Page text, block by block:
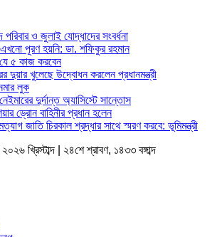
পরিবার ও জুলাই যোদ্ধাদের সংবর্ধনা
এখনো পূরণ হয়নি: ডা. শফিকুর রহমান
৫ কাজ করবেন
দুয়ার খুলেছে উদ্বোধন করলেন প্রধানমন্ত্রী
লুক
দুর্দান্ত অ্যাসিস্টে সান্তোস
ড্রোন বাহিনীর প্রধান হলেন
জাতি চিরকাল শ্রদ্ধার সাথে স্মরণ করবে: ভূমিমন্ত্রী
খ্রিস্টাব্দ | ২৪শে শ্রাবণ, ১৪৩৩ বঙ্গাব্দ